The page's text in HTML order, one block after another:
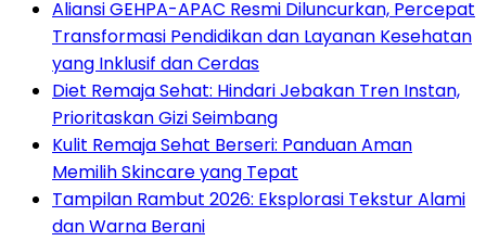
Aliansi GEHPA-APAC Resmi Diluncurkan, Percepat
Transformasi Pendidikan dan Layanan Kesehatan
yang Inklusif dan Cerdas
Diet Remaja Sehat: Hindari Jebakan Tren Instan,
Prioritaskan Gizi Seimbang
Kulit Remaja Sehat Berseri: Panduan Aman
Memilih Skincare yang Tepat
Tampilan Rambut 2026: Eksplorasi Tekstur Alami
dan Warna Berani